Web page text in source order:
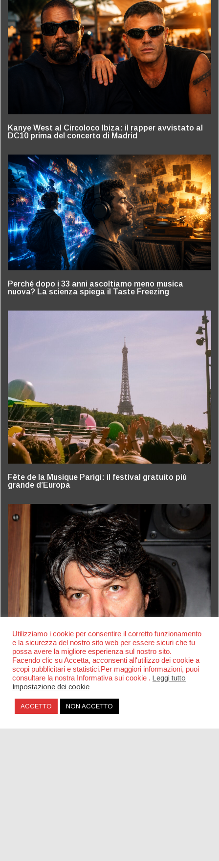
Kanye West al Circoloco Ibiza: il rapper avvistato al
DC10 prima del concerto di Madrid
Perché dopo i 33 anni ascoltiamo meno musica
nuova? La scienza spiega il Taste Freezing
Fête de la Musique Parigi: il festival gratuito più
grande d’Europa
Utilizziamo i cookie per consentire il corretto funzionamento
e la sicurezza del nostro sito web per essere sicuri che tu
possa avere la migliore esperienza sul nostro sito.
Facendo clic su Accetta, acconsenti all'utilizzo dei cookie a
scopi pubblicitari e statistici.Per maggiori informazioni, puoi
consultare la nostra Informativa sui cookie . Leggi tutto
Impostazione dei cookie
ACCETTO NON ACCETTO